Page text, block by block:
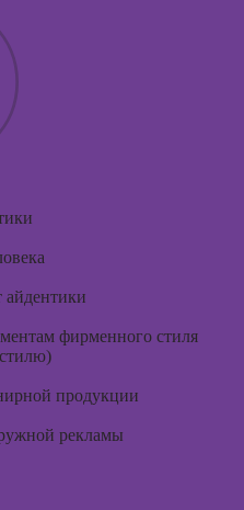
айдентики
фирменного стиля
продукции
рекламы